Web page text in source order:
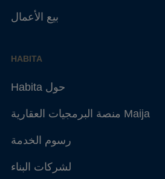
بيع الأعمال
HABITA
Habita حول
منصة البرمجيات العقارية Maija
رسوم الخدمة
لشركات البناء